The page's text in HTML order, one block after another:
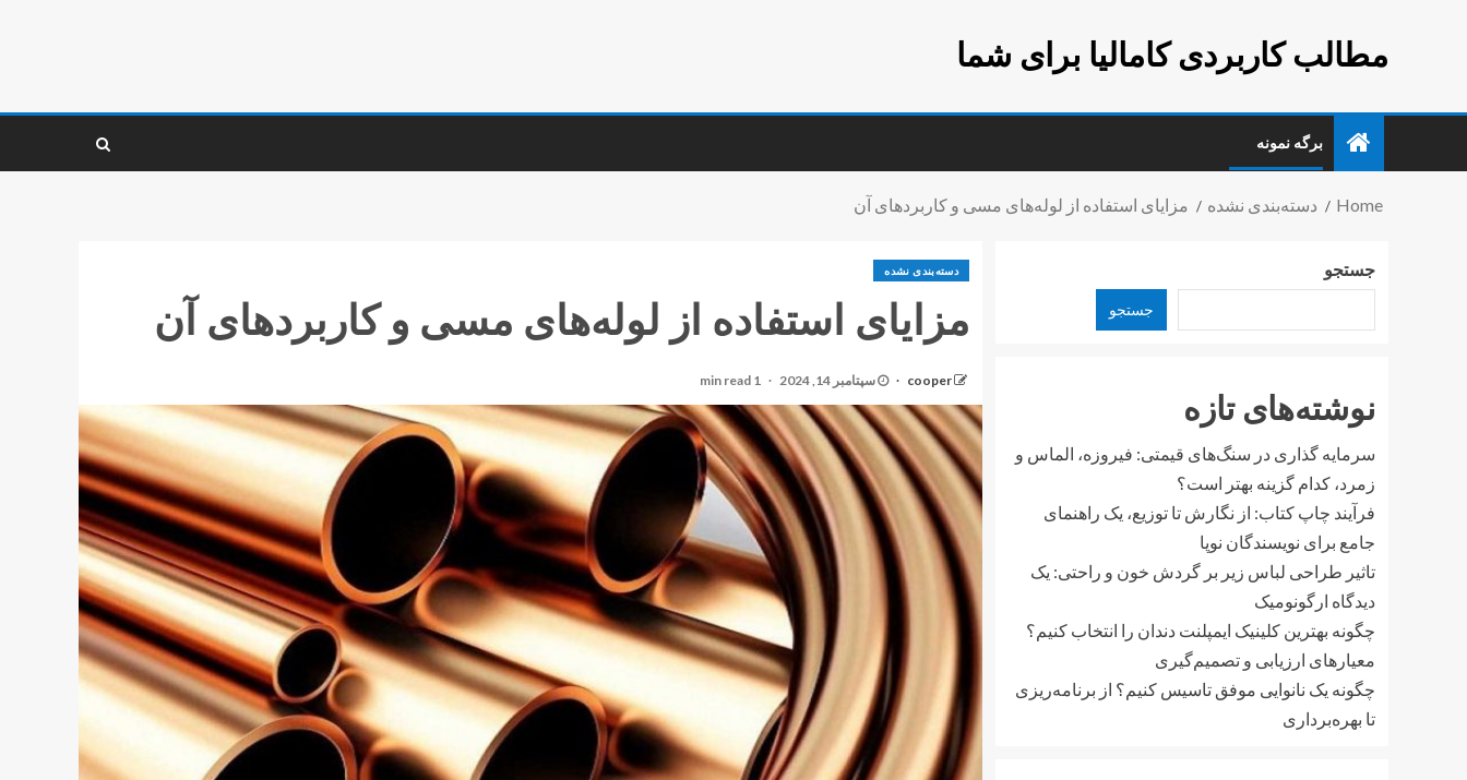
مطالب کاربردی کامالیا برای شما
برگه نمونه
Home دسته‌بندی نشده مزایای استفاده از لوله‌های مسی و کاربردهای آن
دسته‌بندی نشده
مزایای استفاده از لوله‌های مسی و کاربردهای آن
cooper سپتامبر 14, 2024 1 min read
جستجو
جستجو
نوشته‌های تازه
سرمایه گذاری در سنگ‌های قیمتی: فیروزه، الماس و
زمرد، کدام گزینه بهتر است؟
فرآیند چاپ کتاب: از نگارش تا توزیع، یک راهنمای
جامع برای نویسندگان نوپا
تاثیر طراحی لباس زیر بر گردش خون و راحتی: یک
دیدگاه ارگونومیک
چگونه بهترین کلینیک ایمپلنت دندان را انتخاب کنیم؟
معیارهای ارزیابی و تصمیم‌گیری
چگونه یک نانوایی موفق تاسیس کنیم؟ از برنامه‌ریزی
تا بهره‌برداری